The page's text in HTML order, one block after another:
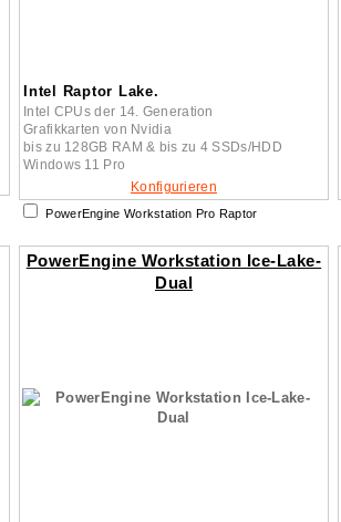
Intel Raptor Lake.
Intel CPUs der 14. Generation
Grafikkarten von Nvidia
bis zu 128GB RAM & bis zu 4 SSDs/HDD
Windows 11 Pro
Konfigurieren
PowerEngine Workstation Pro Raptor
PowerEngine Workstation Ice-Lake-
Dual